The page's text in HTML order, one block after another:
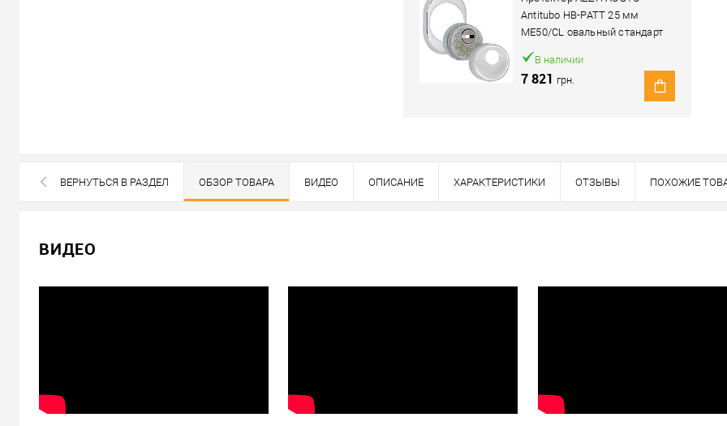
Antitubo HB-PATT 25 мм
ME50/CL овальный стандарт
хром полированный
В наличии
7 821 грн.
В наличии
Наличие в розничных магазинах
Оплата
ВЕРНУТЬСЯ В РАЗДЕЛ ОБЗОР ТОВАРА ВИДЕО ОПИСАНИЕ ХАРАКТЕРИСТИКИ ОТЗЫВЫ ПОХОЖИЕ
ВИДЕО